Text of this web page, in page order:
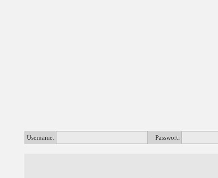
Username: Passwort: